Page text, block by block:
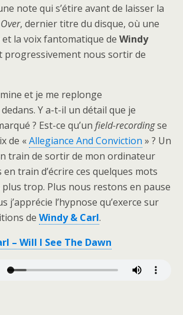
note qui s’étire avant de laisser la
, dernier titre du disque, où une
la voix fantomatique de Windy
progressivement nous sortir de
et je me replonge
Y a-t-il un détail que je
? Est-ce qu’un field-recordingse
de «Allegiance And Conviction » ? Un
train de sortir de mon ordinateur
train d’écrire ces quelques mots
plus trop. Plus nous restons en pause
j’apprécie l’hypnose qu’exerce sur
de Windy & Carl.
– Will I See The Dawn